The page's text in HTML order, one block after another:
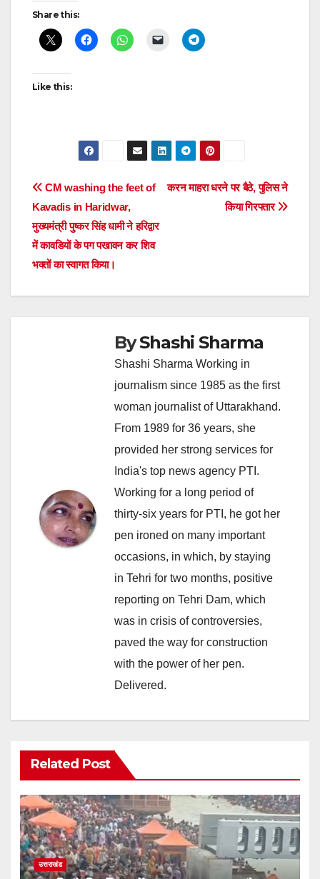
Share this:
Like this:
Post
navigation
करन माहरा धरने पर बैठे, पुलिस ने
किया गिरफ्तार
CM washing the feet of
Kavadis in Haridwar,
मुख्यमंत्री पुष्कर सिंह धामी ने हरिद्वार
में कावडियों के पग पखावन कर शिव
भक्तों का स्वागत किया।
ByShashi Sharma
Shashi Sharma Working in
journalism since 1985 as the first
woman journalist of Uttarakhand.
From 1989 for 36 years, she
provided her strong services for
India's top news agency PTI.
Working for a long period of
thirty-six years for PTI, he got her
pen ironed on many important
occasions, in which, by staying
in Tehri for two months, positive
reporting on Tehri Dam, which
was in crisis of controversies,
paved the way for construction
with the power of her pen.
Delivered.
Related Post
उत्तराखंड